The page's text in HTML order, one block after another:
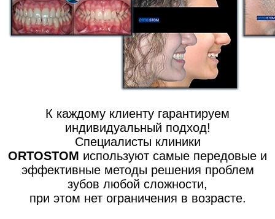
К каждому клиенту гарантируем
индивидуальный подход!
Специалисты клиники
ORTOSTOM используют самые передовые и
эффективные методы решения проблем
зубов любой сложности,
при этом нет ограничения в возрасте.